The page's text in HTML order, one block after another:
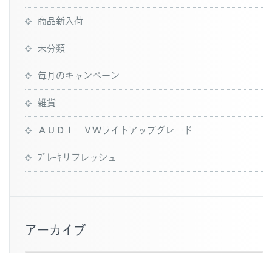
商品新入荷
未分類
毎月のキャンペーン
雑貨
ＡＵＤＩ ＶＷライトアップグレード
ﾌﾞﾚｰｷリフレッシュ
アーカイブ